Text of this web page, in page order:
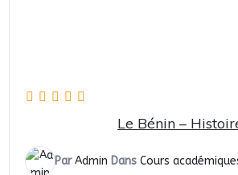
Le Bénin –
ParAdmin Dans Cours